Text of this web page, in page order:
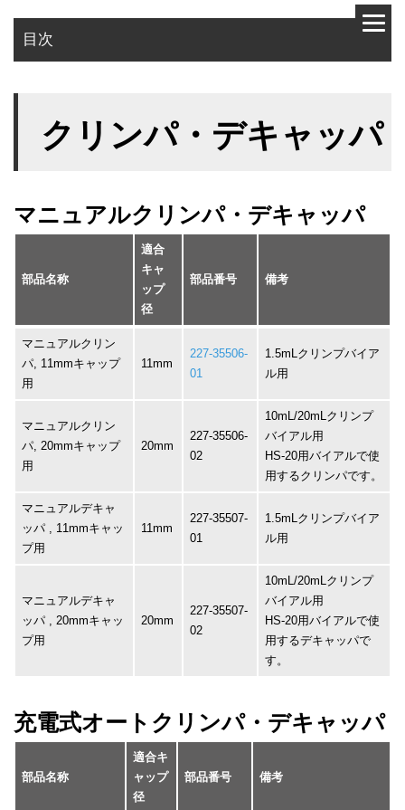
目次
充電式オートクリンパ・デキャッパ
高出力オートクリンパ・デキャッパ
クリンパ・デキャッパ
マニュアルクリンパ・デキャッパ
部品名称
適合
キャ
ップ
径
部品番号 備考
マニュアルクリン
パ, 11mmキャップ
用
11mm
227-35506-
01
1.5mLクリンプバイア
ル用
マニュアルクリン
パ, 20mmキャップ
用
20mm
227-35506-
02
10mL/20mLクリンプ
バイアル用
HS-20用バイアルで使
用するクリンパです。
マニュアルデキャ
ッパ , 11mmキャッ
プ用
11mm
227-35507-
01
1.5mLクリンプバイア
ル用
マニュアルデキャ
ッパ , 20mmキャッ
プ用
20mm
227-35507-
02
10mL/20mLクリンプ
バイアル用
HS-20用バイアルで使
用するデキャッパで
す。
充電式オートクリンパ・デキャッパ
部品名称
適合キ
ャップ
径
部品番号 備考